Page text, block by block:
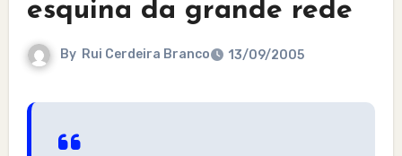
esquina da grande rede
By Rui Cerdeira Branco 13/09/2005